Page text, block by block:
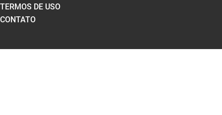
TERMOS DE USO
CONTATO